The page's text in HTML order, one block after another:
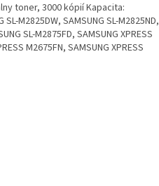
toner, 3000 kópií Kapacita:
M2825DW, SAMSUNG SL-M2825ND,
SL-M2875FD, SAMSUNG XPRESS
M2675FN, SAMSUNG XPRESS